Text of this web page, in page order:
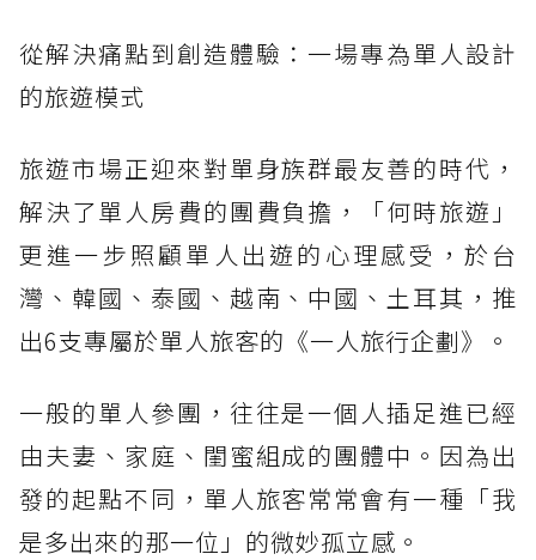
從解決痛點到創造體驗：一場專為單人設計
的旅遊模式
旅遊市場正迎來對單身族群最友善的時代，
解決了單人房費的團費負擔，「何時旅遊」
更進一步照顧單人出遊的心理感受，於台
灣、韓國、泰國、越南、中國、土耳其，推
出6支專屬於單人旅客的《一人旅行企劃》。
一般的單人參團，往往是一個人插足進已經
由夫妻、家庭、閨蜜組成的團體中。因為出
發的起點不同，單人旅客常常會有一種「我
是多出來的那一位」的微妙孤立感。